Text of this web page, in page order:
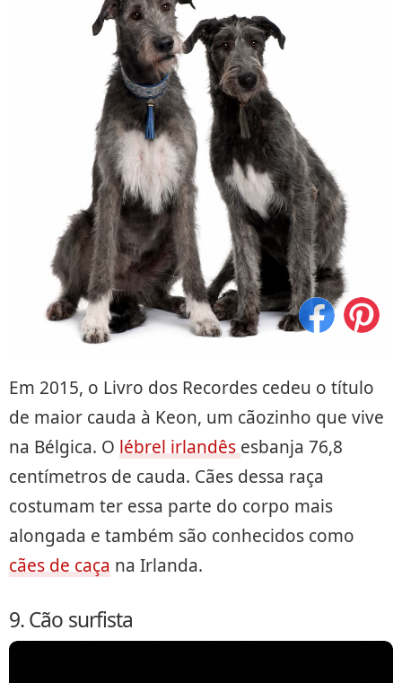
Em 2015, o Livro dos Recordes cedeu o título
de maior cauda à Keon, um cãozinho que vive
na Bélgica. O lébrel irlandês esbanja 76,8
centímetros de cauda. Cães dessa raça
costumam ter essa parte do corpo mais
alongada e também são conhecidos como
cães de caça na Irlanda.
9. Cão surfista